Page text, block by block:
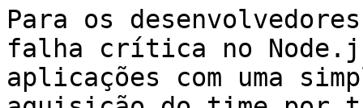
Para os
falha crítica no
aplicações com uma